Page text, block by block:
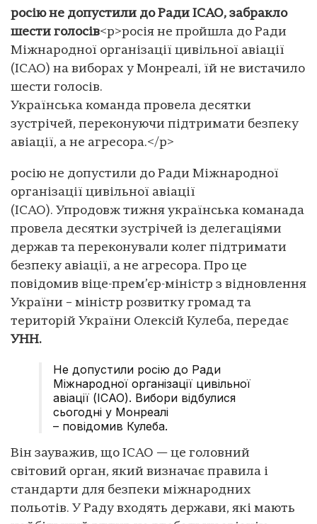
росію не допустили до Ради ІСАО, забракло
шести голосів<p>росія не пройшла до Ради
Міжнародної організації цивільної авіації
(ІСАО) на виборах у Монреалі, їй не вистачило
шести голосів.
Українська команда провела десятки
зустрічей, переконуючи підтримати безпеку
авіації, а не агресора.</p>
росію не допустили до Ради Міжнародної
організації цивільної авіації
(ІСАО). Упродовж тижня українська команада
провела десятки зустрічей із делегаціями
держав та переконували колег підтримати
безпеку авіації, а не агресора. Про це
повідомив віце-прем’єр-міністр з відновлення
України – міністр розвитку громад та
територій України Олексій Кулеба, передає
УНН.
Не допустили росію до Ради
Міжнародної організації цивільної
авіації (ІСАО). Вибори відбулися
сьогодні у Монреалі
– повідомив Кулеба.
Він зауважив, що ІСАО — це головний
світовий орган, який визначає правила і
стандарти для безпеки міжнародних
польотів. У Раду входять держави, які мають